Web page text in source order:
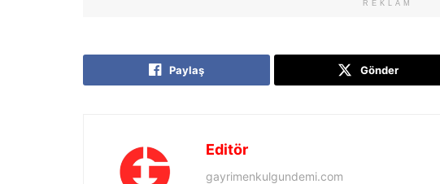
REKLAM
Paylaş Gönder
Editör
gayrimenkulgundemi.com